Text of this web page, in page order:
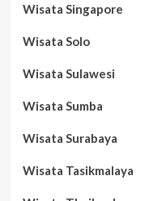
Wisata Singapore
Wisata Solo
Wisata Sulawesi
Wisata Sumba
Wisata Surabaya
Wisata Tasikmalaya